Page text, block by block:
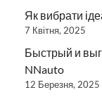
Як вибрати
7 Квітня, 2025
Быстрый и
NNauto
12 Березня, 2025